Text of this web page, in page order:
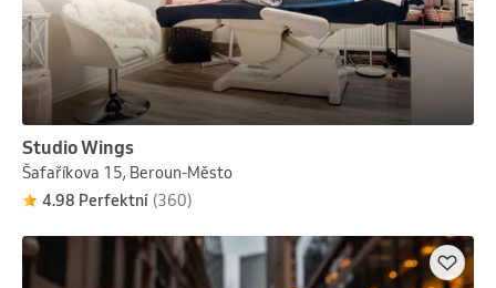
Studio Wings
Šafaříkova 15, Beroun-Město
4.98 Perfektní (360)